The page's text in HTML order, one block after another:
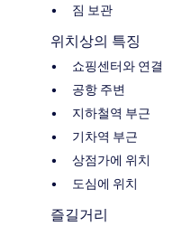
짐 보관
위치상의 특징
쇼핑센터와 연결
공항 주변
지하철역 부근
기차역 부근
상점가에 위치
도심에 위치
즐길거리